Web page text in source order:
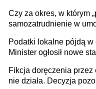
budynków i lokali
prowadzeniem
Czy za okres, w którym
samozatrudnienie w
umowy cywilnoprawnej
racjonalnym wyjściem
Podatki lokalne pójdą
Minister ogłosił nowe
Fikcja doręczenia
nie działa. Decyzja